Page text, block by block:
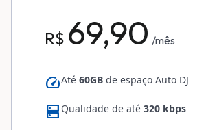
R$ 69,90 /mês
speedAté 60GB de espaço Auto DJ
dns Qualidade de até 320 kbps